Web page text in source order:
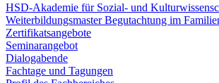
HSD-Akademie für Sozial- und
Weiterbildungsmaster Begutachtung im
Zertifikatsangebote
Seminarangebot
Dialogabende
Fachtage und Tagungen